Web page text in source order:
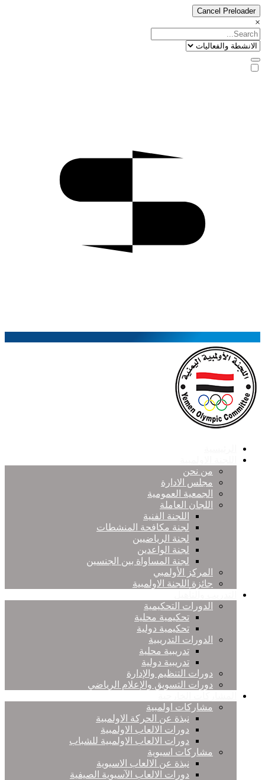
Cancel Preloader
×
من نحن
مجلس الادارة
الجمعية العمومية
اللجان العاملة
اللجنة الفنية
لجنة مكافحة المنشطات
لجنة الرياضيين
لجنة الواعدين
لجنة المساواة بين الجنسين
المركز الأولمبي
جائزة اللجنة الاولمبية
الدورات التحكيمية
تحكيمية محلية
تحكيمية دولية
الدورات التدريبية
تدريبية محلية
تدريبية دولية
دورات التنظيم والإدارة
دورات التسويق والإعلام الرياضي
مشاركات اولمبية
نبذة عن الحركة الاولمبية
دورات الالعاب الاولمبية
دورات الالعاب الاولمبية للشباب
مشاركات اسيوية
نبذة عن الالعاب الاسيوية
دورات الالعاب الآسيوية الصيفية